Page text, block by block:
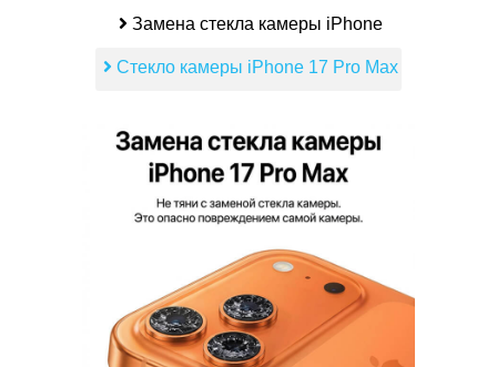
Замена стекла камеры iPhone
Стекло камеры iPhone 17 Pro Max